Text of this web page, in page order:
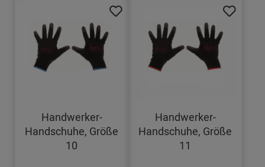
Handwerker-
Handschuhe, Größe
10
Handwerker-
Handschuhe, Größe
11